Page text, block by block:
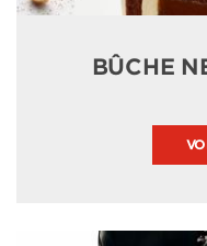
BÛCHE